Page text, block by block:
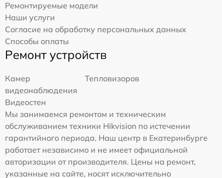
Ремонтируемые модели
Наши услуги
Согласие на обработку персональных данных
Способы оплаты
Ремонт устройств
Камер
видеонаблюдения
Тепловизоров
Видеостен
Мы занимаемся ремонтом и техническим
обслуживанием техники Hikvision по истечении
гарантийного периода. Наш центр в Екатеринбурге
работает независимо и не имеет официальной
авторизации от производителя. Цены на ремонт,
указанные на сайте, носят исключительно